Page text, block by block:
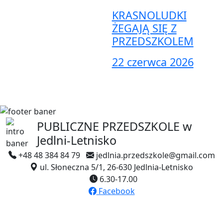
KRASNOLUDKI
ŻEGAJĄ SIĘ Z
PRZEDSZKOLEM
22 czerwca 2026
PUBLICZNE PRZEDSZKOLE w
Jedlni-Letnisko
+48 48 384 84 79
jedlnia.przedszkole@gmail.com
ul. Słoneczna 5/1, 26-630 Jedlnia-Letnisko
6.30-17.00
Facebook